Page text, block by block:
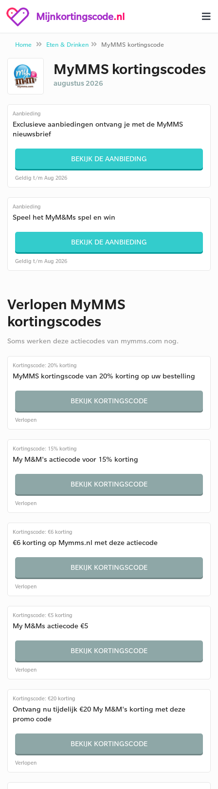
Mijnkortingscode.nl
Home Eten & Drinken MyMMS kortingscode
MyMMS kortingscodes
augustus 2026
Aanbieding
Exclusieve aanbiedingen ontvang je met de MyMMS
nieuwsbrief
BEKIJK DE AANBIEDING
Geldig t/m Aug 2026
Aanbieding
Speel het MyM&Ms spel en win
BEKIJK DE AANBIEDING
Geldig t/m Aug 2026
Verlopen MyMMS
kortingscodes
Soms werken deze actiecodes van mymms.com nog.
Kortingscode: 20% korting
MyMMS kortingscode van 20% korting op uw bestelling
BEKIJK KORTINGSCODE
Verlopen
Kortingscode: 15% korting
My M&M's actiecode voor 15% korting
BEKIJK KORTINGSCODE
Verlopen
Kortingscode: €6 korting
€6 korting op Mymms.nl met deze actiecode
BEKIJK KORTINGSCODE
Verlopen
Kortingscode: €5 korting
My M&Ms actiecode €5
BEKIJK KORTINGSCODE
Verlopen
Kortingscode: €20 korting
Ontvang nu tijdelijk €20 My M&M's korting met deze
promo code
BEKIJK KORTINGSCODE
Verlopen